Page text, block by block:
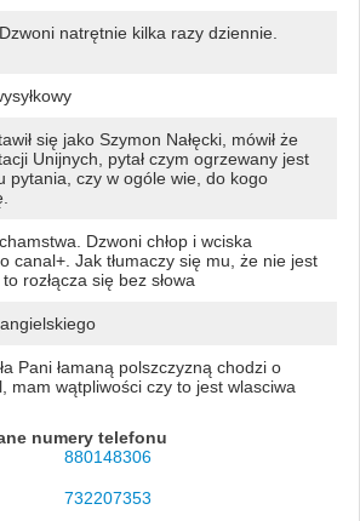
natrętnie kilka razy dziennie.
się jako Szymon Nałęcki, mówił że
Unijnych, pytał czym ogrzewany jest
pytania, czy w ogóle wie, do kogo
Dzwoni chłop i wciska
canal+. Jak tłumaczy się mu, że nie jest
rozłącza się bez słowa
Pani łamaną polszczyzną chodzi o
mam wątpliwości czy to jest wlasciwa
numery telefonu
880148306
732207353